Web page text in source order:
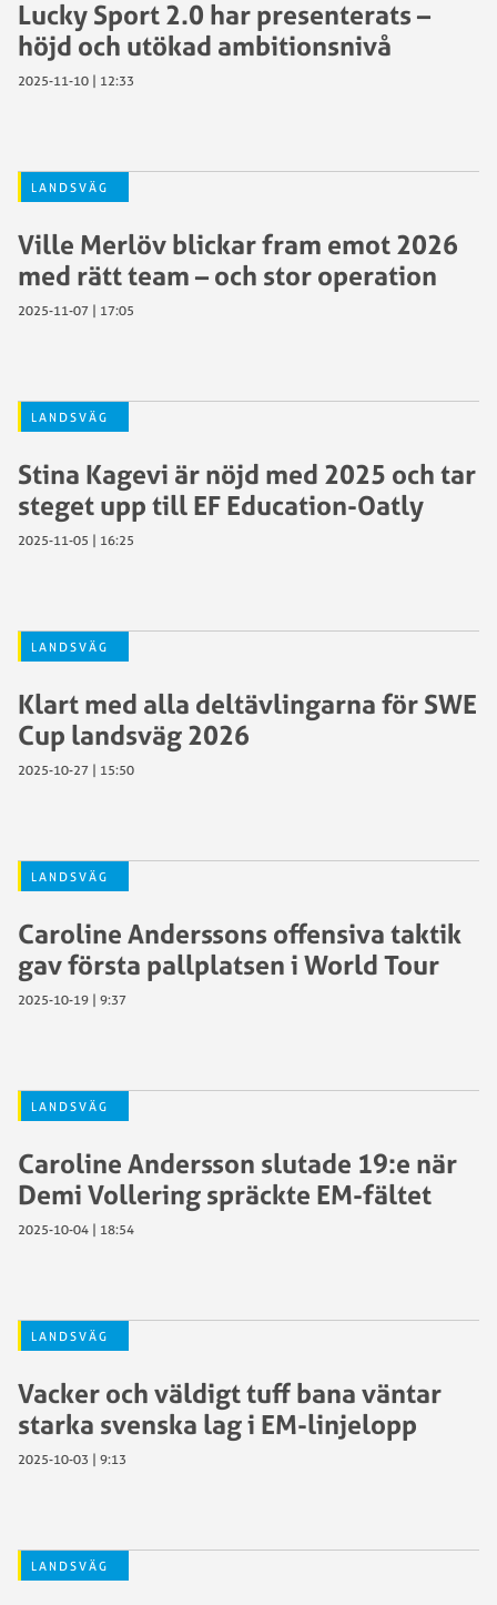
Lucky Sport 2.0 har presenterats –
höjd och utökad ambitionsnivå
2025-11-10 | 12:33
LANDSVÄG
Ville Merlöv blickar fram emot 2026
med rätt team – och stor operation
2025-11-07 | 17:05
LANDSVÄG
Stina Kagevi är nöjd med 2025 och tar
steget upp till EF Education-Oatly
2025-11-05 | 16:25
LANDSVÄG
Klart med alla deltävlingarna för SWE
Cup landsväg 2026
2025-10-27 | 15:50
LANDSVÄG
Caroline Anderssons offensiva taktik
gav första pallplatsen i World Tour
2025-10-19 | 9:37
LANDSVÄG
Caroline Andersson slutade 19:e när
Demi Vollering spräckte EM-fältet
2025-10-04 | 18:54
LANDSVÄG
Vacker och väldigt tuff bana väntar
starka svenska lag i EM-linjelopp
2025-10-03 | 9:13
LANDSVÄG